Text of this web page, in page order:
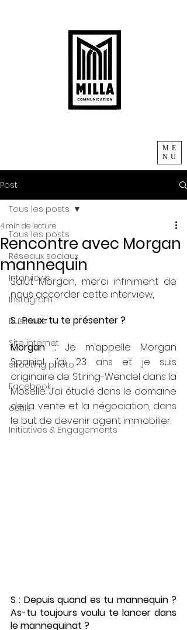
ME
NU
Post
Tous les posts
Réseaux sociaux
Interviews
Instagram
Business
Site internet
shooting photo
Facebook
outils
Initiatives & Engagements
Tous les posts
Rencontre avec Morgan
mannequin
4 min de lecture
Salut Morgan, merci infiniment de
nous accorder cette interview,.
S : Peux-tu te présenter ?
Morgan : Je m’appelle Morgan
Spaniol, j’ai 23 ans et je suis
originaire de Stiring-Wendel dans la
Moselle. J’ai étudié dans le domaine
de la vente et la négociation, dans
le but de devenir agent immobilier.
S : Depuis quand es tu mannequin ?
As-tu toujours voulu te lancer dans
le mannequinat ?